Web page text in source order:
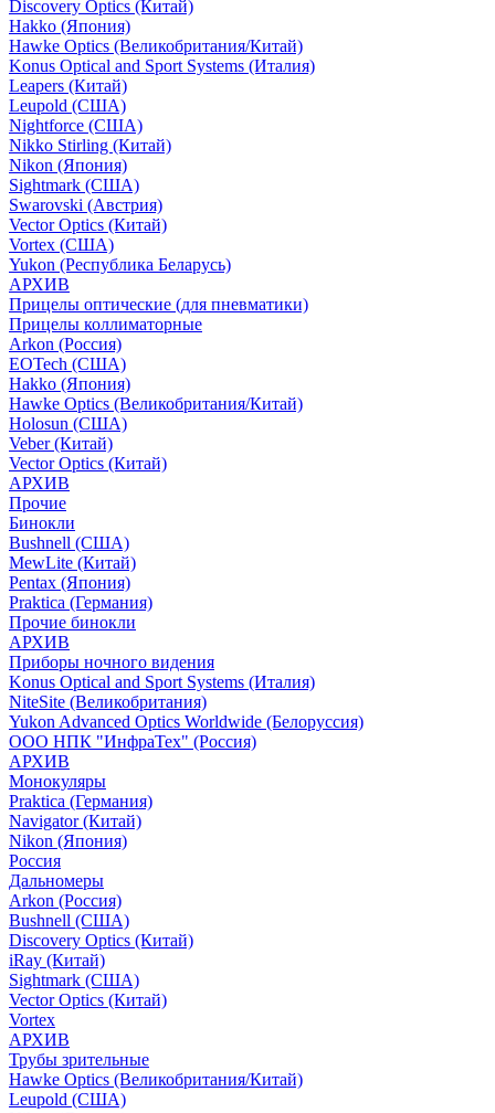
Discovery Optics (Китай)
Hakko (Япония)
Hawke Optics (Великобритания/Китай)
Konus Optical and Sport Systems (Италия)
Leapers (Китай)
Leupold (США)
Nightforce (США)
Nikko Stirling (Китай)
Nikon (Япония)
Sightmark (США)
Swarovski (Австрия)
Vector Optics (Китай)
Vortex (США)
Yukon (Республика Беларусь)
АРХИВ
Прицелы оптические (для пневматики)
Прицелы коллиматорные
Arkon (Россия)
EOTech (США)
Hakko (Япония)
Hawke Optics (Великобритания/Китай)
Holosun (США)
Veber (Китай)
Vector Optics (Китай)
АРХИВ
Прочие
Бинокли
Bushnell (США)
MewLite (Китай)
Pentax (Япония)
Praktica (Германия)
Прочие бинокли
АРХИВ
Приборы ночного видения
Konus Optical and Sport Systems (Италия)
NiteSite (Великобритания)
Yukon Advanced Optics Worldwide (Белоруссия)
ООО НПК "ИнфраТех" (Россия)
АРХИВ
Монокуляры
Praktica (Германия)
Navigator (Китай)
Nikon (Япония)
Россия
Дальномеры
Arkon (Россия)
Bushnell (США)
Discovery Optics (Китай)
iRay (Китай)
Sightmark (США)
Vector Optics (Китай)
Vortex
АРХИВ
Трубы зрительные
Hawke Optics (Великобритания/Китай)
Leupold (США)